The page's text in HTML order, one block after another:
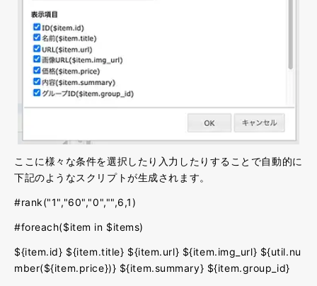
ここに様々な条件を選択したり入力したりすることで自動的に
下記のようなスクリプトが生成されます。
#rank("1","60","0","",6,1)
#foreach($item in $items)
${item.id} ${item.title} ${item.url} ${item.img_url} ${util.nu
mber(${item.price})} ${item.summary} ${item.group_id}